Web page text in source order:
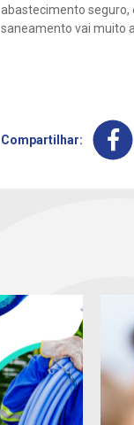
abastecimento seguro,
saneamento vai muito
Compartilhar: